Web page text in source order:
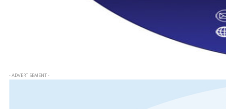
- ADVERTISEMENT -